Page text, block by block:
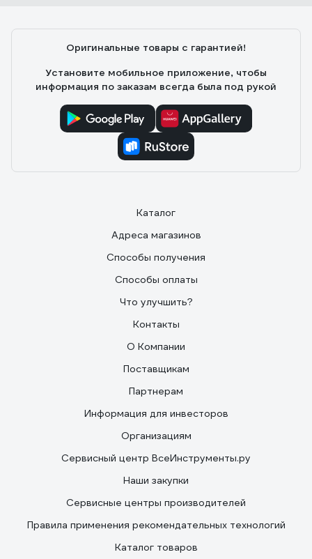
Оригинальные товары с гарантией!
Установите мобильное приложение, чтобы
информация по заказам всегда была под рукой
Каталог
Адреса магазинов
Способы получения
Способы оплаты
Что улучшить?
Контакты
О Компании
Поставщикам
Партнерам
Информация для инвесторов
Организациям
Сервисный центр ВсеИнструменты.ру
Наши закупки
Сервисные центры производителей
Правила применения рекомендательных технологий
Каталог товаров